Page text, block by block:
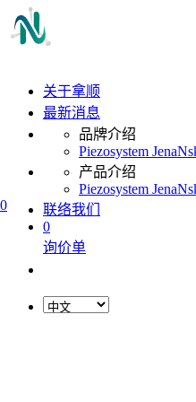
0
关于拿顺
最新消息
品牌介绍
Piezosystem Jena
产品介绍
Piezosystem Jena
联络我们
0
询价单